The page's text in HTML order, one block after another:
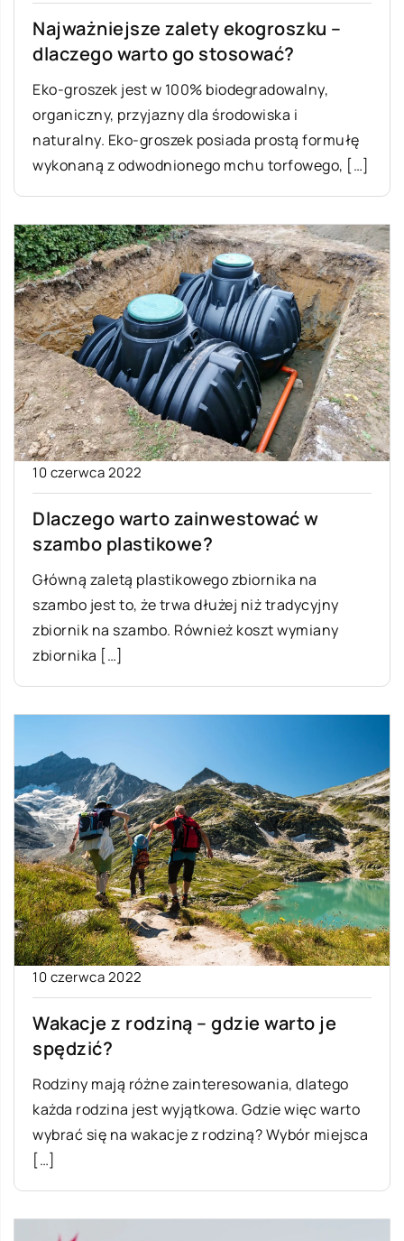
Najważniejsze zalety ekogroszku –
dlaczego warto go stosować?
Eko-groszek jest w 100% biodegradowalny,
organiczny, przyjazny dla środowiska i
naturalny. Eko-groszek posiada prostą formułę
wykonaną z odwodnionego mchu torfowego, […]
10 czerwca 2022
Dlaczego warto zainwestować w
szambo plastikowe?
Główną zaletą plastikowego zbiornika na
szambo jest to, że trwa dłużej niż tradycyjny
zbiornik na szambo. Również koszt wymiany
zbiornika […]
10 czerwca 2022
Wakacje z rodziną – gdzie warto je
spędzić?
Rodziny mają różne zainteresowania, dlatego
każda rodzina jest wyjątkowa. Gdzie więc warto
wybrać się na wakacje z rodziną? Wybór miejsca
[…]